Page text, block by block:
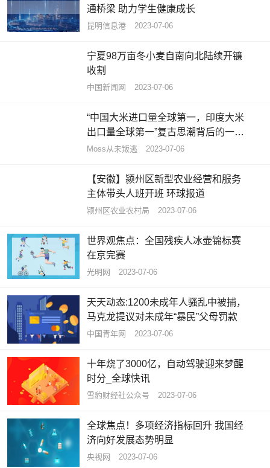
通桥梁 助力学生健康成长
昆明信息港 2023-07-06
宁夏98万亩冬小麦自南向北陆续开镰
收割
中国新闻网 2023-07-06
“中国大米进口量全球第一，印度大米
出口量全球第一”复古思潮背后的一些
数据
Moss从未叛逃 2023-07-06
【安徽】颍州区新型农业经营和服务
主体带头人班开班 环球报道
颍州区农业农村局 2023-07-06
世界观焦点：全国残疾人冰壶锦标赛
在京完赛
光明网 2023-07-06
天天动态:1200未成年人骚乱中被捕，
马克龙提议对未成年“暴民”父母罚款
中国青年网 2023-07-06
十年烧了3000亿，自动驾驶迎来梦醒
时分_全球快讯
雪豹财经社公众号 2023-07-06
全球焦点！多项经济指标回升 我国经
济向好发展态势明显
央视网 2023-07-06